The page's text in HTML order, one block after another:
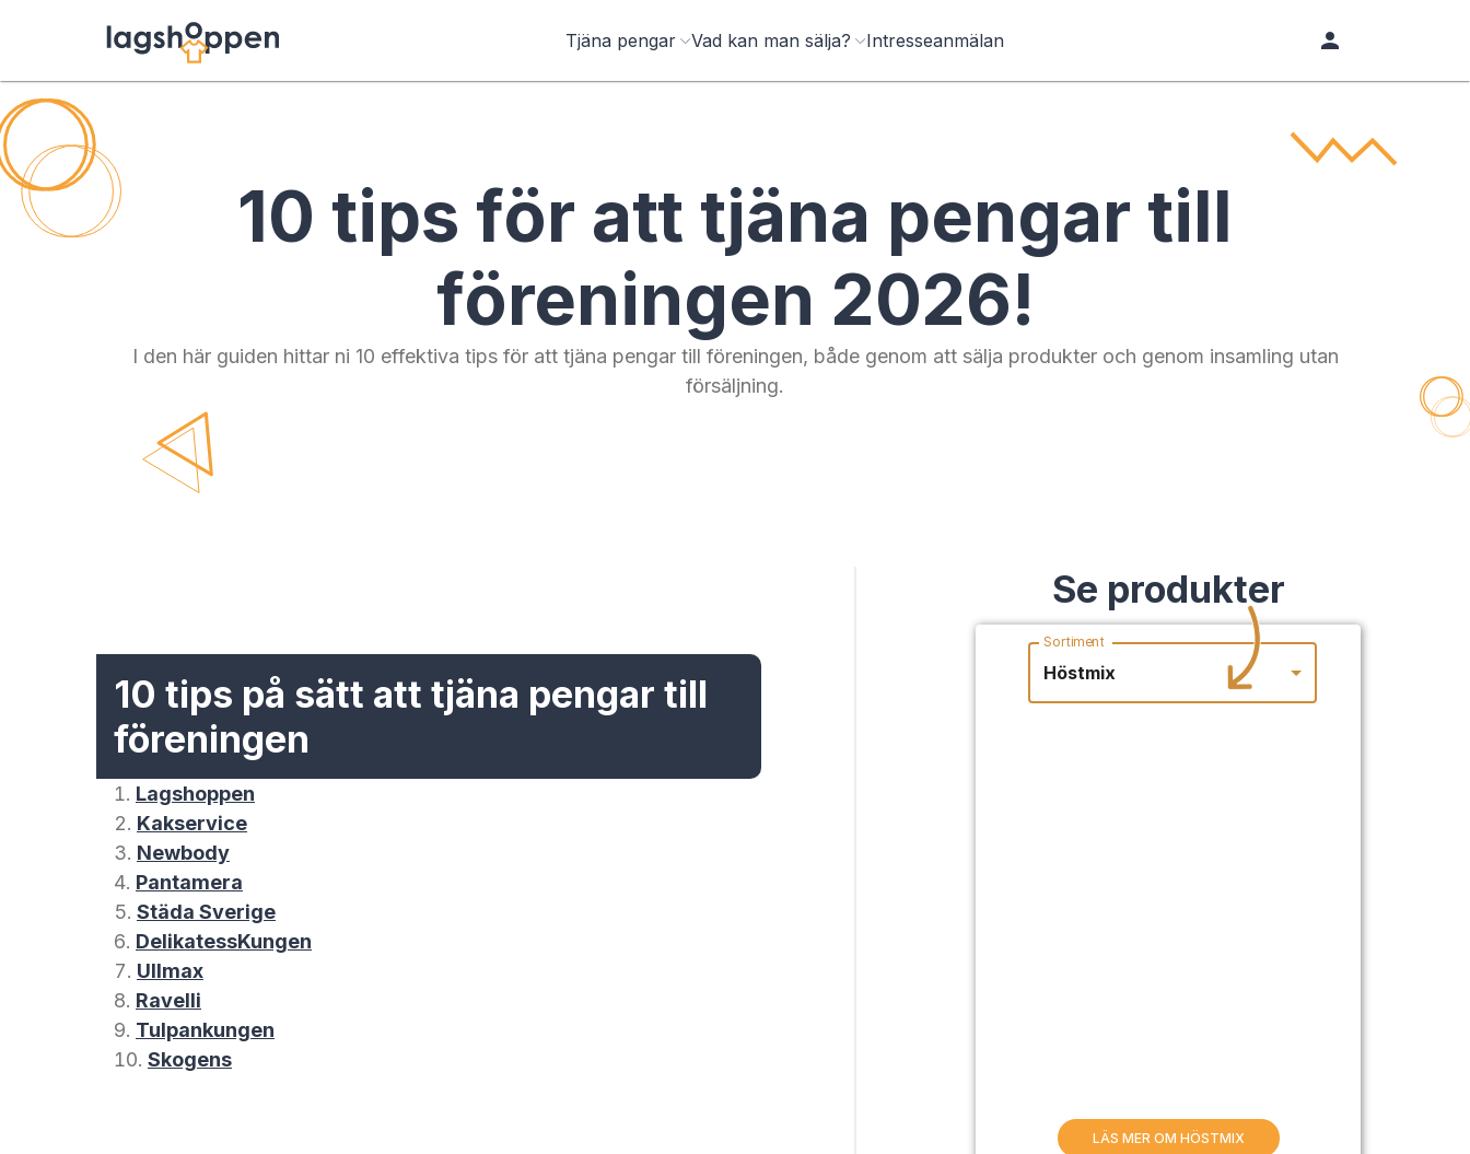
Tjäna pengar Vad kan man sälja? Intresseanmälan
10 tips för att tjäna pengar till
föreningen 2026!
I den här guiden hittar ni 10 effektiva tips för att tjäna pengar till föreningen, både genom att sälja produkter och genom insamling utan
försäljning.
10 tips på sätt att tjäna pengar till
föreningen
Lagshoppen
Kakservice
Newbody
Pantamera
Städa Sverige
DelikatessKungen
Ullmax
Ravelli
Tulpankungen
Skogens
Se produkter
Sortiment
Höstmix
LÄS MER OM HÖSTMIX